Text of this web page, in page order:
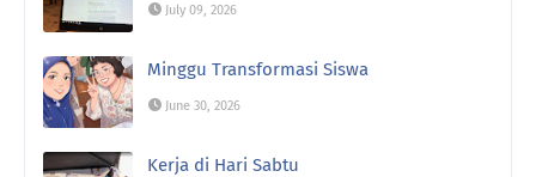
July 09, 2026
Minggu Transformasi Siswa
June 30, 2026
Kerja di Hari Sabtu